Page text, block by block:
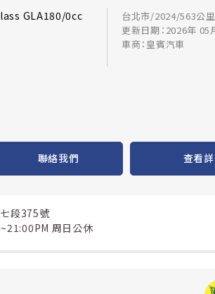
GLA180/0cc
台北市/2024/563公里
更新日期：2026年 05
車商：皇賓汽車
聯絡我們 查看
段375號
周日公休